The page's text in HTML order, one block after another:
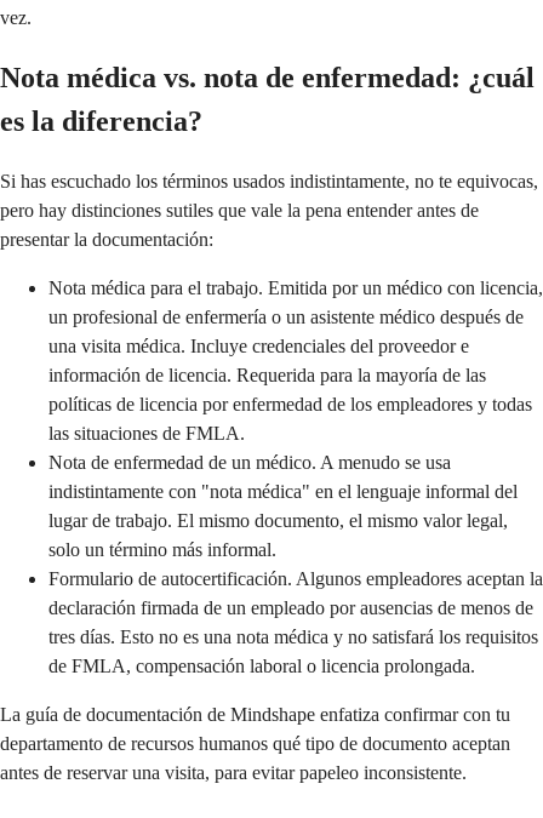
vez.
Nota médica vs. nota de enfermedad: ¿cuál
es la diferencia?
Si has escuchado los términos usados indistintamente, no te equivocas,
pero hay distinciones sutiles que vale la pena entender antes de
presentar la documentación:
Nota médica para el trabajo. Emitida por un médico con licencia,
un profesional de enfermería o un asistente médico después de
una visita médica. Incluye credenciales del proveedor e
información de licencia. Requerida para la mayoría de las
políticas de licencia por enfermedad de los empleadores y todas
las situaciones de FMLA.
Nota de enfermedad de un médico. A menudo se usa
indistintamente con "nota médica" en el lenguaje informal del
lugar de trabajo. El mismo documento, el mismo valor legal,
solo un término más informal.
Formulario de autocertificación. Algunos empleadores aceptan la
declaración firmada de un empleado por ausencias de menos de
tres días. Esto no es una nota médica y no satisfará los requisitos
de FMLA, compensación laboral o licencia prolongada.
La guía de documentación de Mindshape enfatiza confirmar con tu
departamento de recursos humanos qué tipo de documento aceptan
antes de reservar una visita, para evitar papeleo inconsistente.